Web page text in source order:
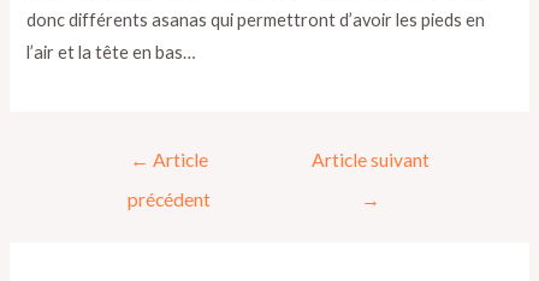
donc différents asanas qui permettront d’avoir les pieds en
l’air et la tête en bas…
← Article
précédent
Article suivant
→